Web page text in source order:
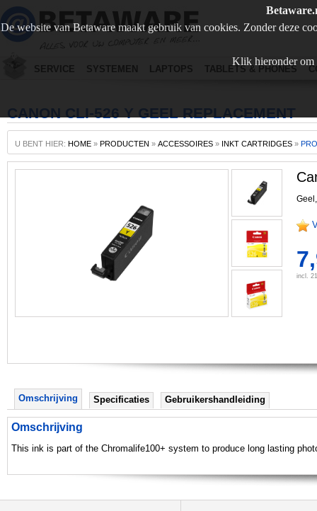
De website van Betaware maakt gebruik van cookies. Zonder deze
Klik hieronder om
SERVICE SYSTEMEN LAPTOPS TABLETS & PHONES
CANON CLI-526 Y GEEL REPLACEMENT
U BENT HIER: HOME » PRODUCTEN » ACCESSOIRES » INKT CARTRIDGES »
incl.
Omschrijving Specificaties Gebruikershandleiding
Omschrijving
This ink is part of the Chromalife100+ system to produce long lasting